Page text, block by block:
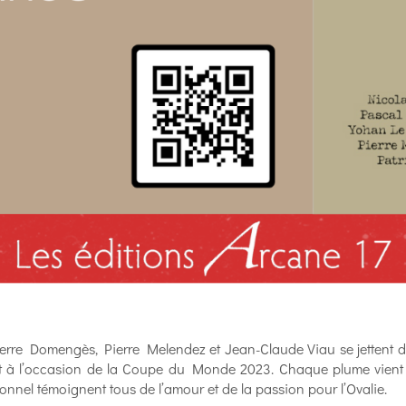
Domengès, Pierre Melendez et Jean-Claude Viau se jettent
à l’occasion de la Coupe du Monde 2023. Chaque plume
témoignent tous de l’amour et de la passion pour l’Ovalie.